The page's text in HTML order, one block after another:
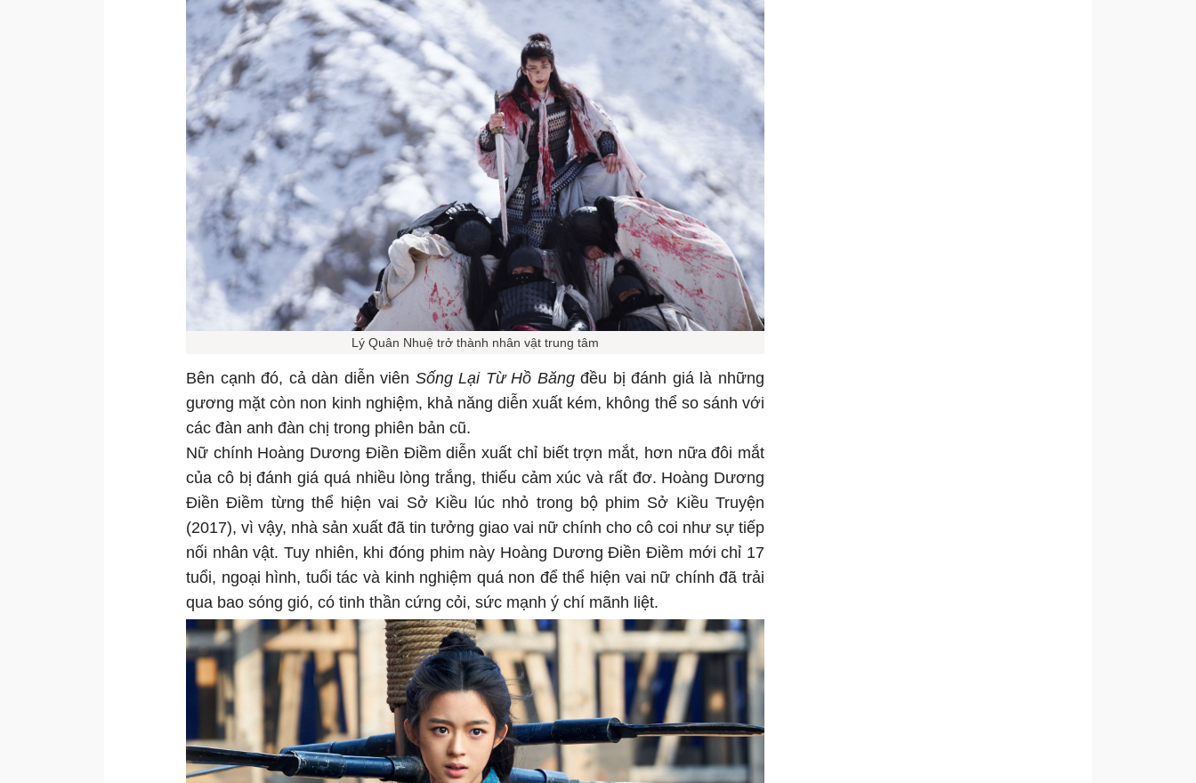
Lý Quân Nhuệ trở thành nhân vật trung tâm
Bên cạnh đó, cả dàn diễn viên Sống Lại Từ Hồ Băngđều bị đánh giá là những
gương mặt còn non kinh nghiệm, khả năng diễn xuất kém, không thể so sánh với
các đàn anh đàn chị trong phiên bản cũ.
Nữ chính Hoàng Dương Điền Điềm diễn xuất chỉ biết trợn mắt, hơn nữa đôi mắt
của cô bị đánh giá quá nhiều lòng trắng, thiếu cảm xúc và rất đơ. Hoàng Dương
Điền Điềm từng thể hiện vai Sở Kiều lúc nhỏ trong bộ phim Sở Kiều Truyện
(2017), vì vậy, nhà sản xuất đã tin tưởng giao vai nữ chính cho cô coi như sự tiếp
nối nhân vật. Tuy nhiên, khi đóng phim này Hoàng Dương Điền Điềm mới chỉ 17
tuổi, ngoại hình, tuổi tác và kinh nghiệm quá non để thể hiện vai nữ chính đã trải
qua bao sóng gió, có tinh thần cứng cỏi, sức mạnh ý chí mãnh liệt.